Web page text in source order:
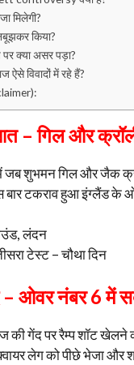
मिलेगी?
किया?
क्या असर पड़ा?
ऐसे विवादों में रहे हैं?
– गिल और
जब शुभमन गिल और जैक
बार टकराव हुआ इंग्लैंड के
लंदन
टेस्ट – चौथा दिन
ओवर नंबर 6 में
की गेंद पर रैम्प शॉट खेलने
लेग को पीछे भेजा और